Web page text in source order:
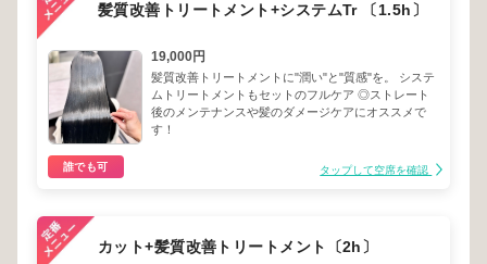
髪質改善トリートメント+システムTr 〔1.5h〕
19,000円
髪質改善トリートメントに"潤い"と"質感"を。 システ
ムトリートメントもセットのフルケア ◎ストレート
後のメンテナンスや髪のダメージケアにオススメで
す！
誰でも可 タップして空席を確認
カット+髪質改善トリートメント〔2h〕